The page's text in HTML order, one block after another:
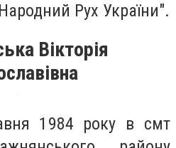
Рух України".
Вікторія
1984 року в смт